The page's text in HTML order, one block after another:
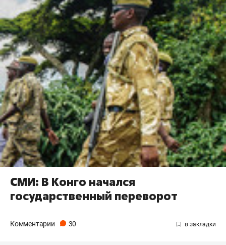
СМИ: В Конго начался
государственный переворот
Комментарии 30